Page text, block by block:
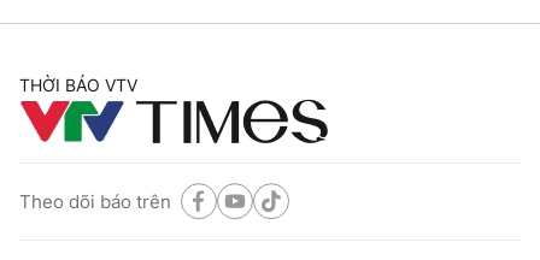
THỜI BÁO VTV
Theo dõi báo trên